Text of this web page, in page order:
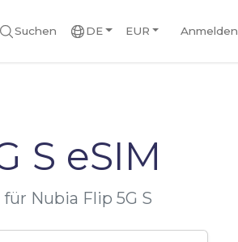
Suchen DE EUR Anmelden
S eSIM
Nubia Flip 5G S